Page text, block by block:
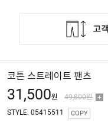
코튼 스트레이트 팬츠
31,500원 49,800원
STYLE. 05415511 COPY